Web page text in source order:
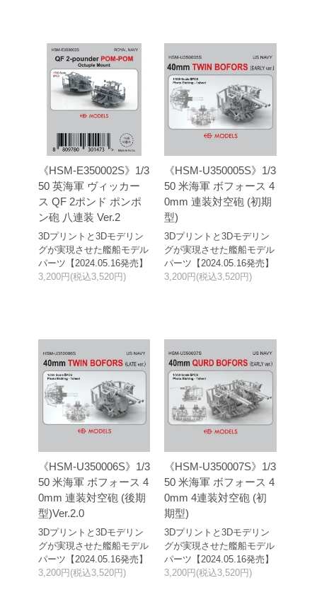
《HSM-E350002S》1/3
50 英海軍 ヴィッカー
ス QF 2ポンド ポンポ
ン砲 八連装 Ver.2
3Dプリントと3Dモデリン
グが実現させた艦船モデル
パーツ【2024.05.16発売】
3,200円(税込3,520円)
《HSM-U350005S》1/3
50 米海軍 ボフォース 4
0mm 連装対空砲 (初期
型)
3Dプリントと3Dモデリン
グが実現させた艦船モデル
パーツ【2024.05.16発売】
3,200円(税込3,520円)
《HSM-U350006S》1/3
50 米海軍 ボフォース 4
0mm 連装対空砲 (後期
型)Ver.2.0
3Dプリントと3Dモデリン
グが実現させた艦船モデル
パーツ【2024.05.16発売】
3,200円(税込3,520円)
《HSM-U350007S》1/3
50 米海軍 ボフォース 4
0mm 4連装対空砲 (初
期型)
3Dプリントと3Dモデリン
グが実現させた艦船モデル
パーツ【2024.05.16発売】
3,200円(税込3,520円)